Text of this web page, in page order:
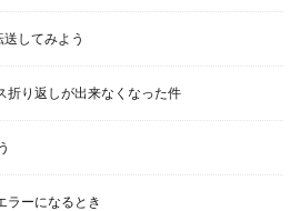
してみよう
折り返しが出来なくなった件
ラーになるとき